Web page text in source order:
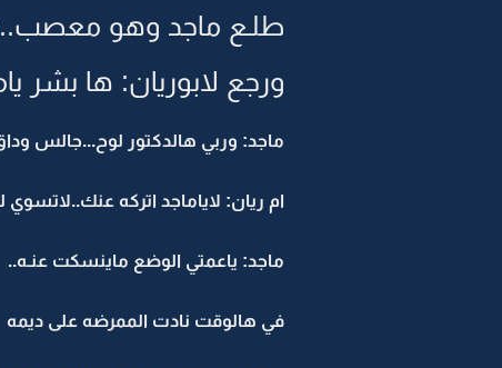
طلـع ماجد وهو
ورجع لابوريان: ها بشر
ماجد: وربي هالدكتور لوح...جالس
ام ريان: لاياماجد اتركه
ماجد: ياعمتي الوضع ماينسكت عنـه..
في هالوقت نادت الممرضه على ديمه